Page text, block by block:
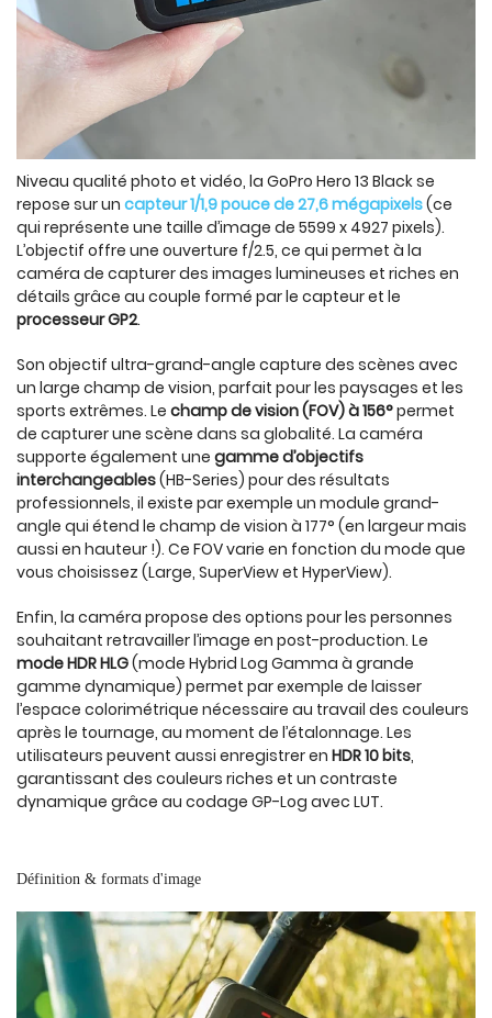
Niveau qualité photo et vidéo, la GoPro Hero 13 Black se
repose sur un capteur 1/1,9 pouce de 27,6 mégapixels(ce
qui représente une taille d’image de 5599 x 4927 pixels).
L’objectif offre une ouverture f/2.5, ce qui permet à la
caméra de capturer des images lumineuses et riches en
détails grâce au couple formé par le capteur et le
processeur GP2.
Son objectif ultra-grand-angle capture des scènes avec
un large champ de vision, parfait pour les paysages et les
sports extrêmes. Le champ de vision (FOV) à 156°permet
de capturer une scène dans sa globalité. La caméra
supporte également une gamme d’objectifs
interchangeables(HB-Series) pour des résultats
professionnels, il existe par exemple un module grand-
angle qui étend le champ de vision à 177° (en largeur mais
aussi en hauteur !). Ce FOV varie en fonction du mode que
vous choisissez (Large, SuperView et HyperView).
Enfin, la caméra propose des options pour les personnes
souhaitant retravailler l’image en post-production. Le
mode HDR HLG(mode Hybrid Log Gamma à grande
gamme dynamique) permet par exemple de laisser
l’espace colorimétrique nécessaire au travail des couleurs
après le tournage, au moment de l’étalonnage. Les
utilisateurs peuvent aussi enregistrer en HDR 10 bits,
garantissant des couleurs riches et un contraste
dynamique grâce au codage GP-Log avec LUT.
Définition & formats d'image